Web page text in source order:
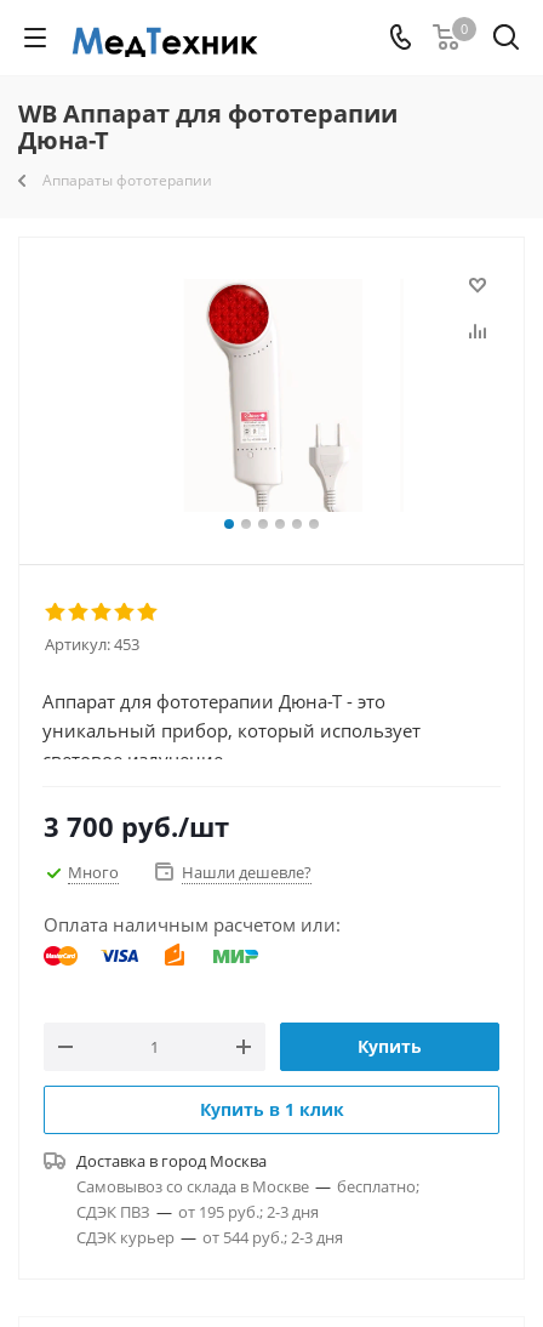
0
WB Аппарат для фототерапии
Дюна-Т
Аппараты фототерапии
Артикул:453
Аппарат для фототерапии Дюна-Т - это
уникальный прибор, который использует
световое излучение...
3 700 руб./шт
Много Нашли дешевле?
Оплата наличным расчетом или:
Купить
Купить в 1 клик
Доставка в городМосква
Самовывоз со склада в Москве — бесплатно;
СДЭК ПВЗ — от 195 руб.; 2-3 дня
СДЭК курьер — от 544 руб.; 2-3 дня